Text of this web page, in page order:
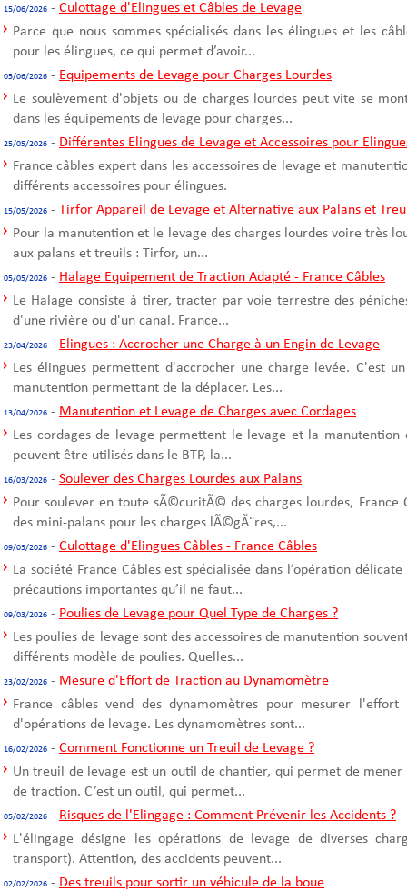
15/06/2026 - Culottage d'Elingues et Câbles de Levage
Parce que nous sommes spécialisés dans les élingues et les
pour les élingues, ce qui permet d’avoir...
05/06/2026 - Equipements de Levage pour Charges Lourdes
Le soulèvement d'objets ou de charges lourdes peut vite se
dans les équipements de levage pour charges...
25/05/2026 - Différentes Elingues de Levage et Accessoires pour
France câbles expert dans les accessoires de levage et
différents accessoires pour élingues.
15/05/2026 - Tirfor Appareil de Levage et Alternative aux Palans et
Pour la manutention et le levage des charges lourdes voire très
aux palans et treuils : Tirfor, un...
05/05/2026 - Halage Equipement de Traction Adapté - France Câbles
Le Halage consiste à tirer, tracter par voie terrestre des
d'une rivière ou d'un canal. France...
23/04/2026 - Elingues : Accrocher une Charge à un Engin de Levage
Les élingues permettent d'accrocher une charge levée. C'est
manutention permettant de la déplacer. Les...
13/04/2026 - Manutention et Levage de Charges avec Cordages
Les cordages de levage permettent le levage et la manutention
peuvent être utilisés dans le BTP, la...
16/03/2026 - Soulever des Charges Lourdes aux Palans
Pour soulever en toute sÃ©curitÃ© des charges lourdes, France
des mini-palans pour les charges lÃ©gÃ¨res,...
09/03/2026 - Culottage d'Elingues Câbles - France Câbles
La société France Câbles est spécialisée dans l’opération
précautions importantes qu’il ne faut...
09/03/2026 - Poulies de Levage pour Quel Type de Charges ?
Les poulies de levage sont des accessoires de manutention
différents modèle de poulies. Quelles...
23/02/2026 - Mesure d'Effort de Traction au Dynamomètre
France câbles vend des dynamomètres pour mesurer
d'opérations de levage. Les dynamomètres sont...
16/02/2026 - Comment Fonctionne un Treuil de Levage ?
Un treuil de levage est un outil de chantier, qui permet de
de traction. C’est un outil, qui permet...
05/02/2026 - Risques de l'Elingage : Comment Prévenir les Accidents ?
L'élingage désigne les opérations de levage de diverses
transport). Attention, des accidents peuvent...
02/02/2026 - Des treuils pour sortir un véhicule de la boue